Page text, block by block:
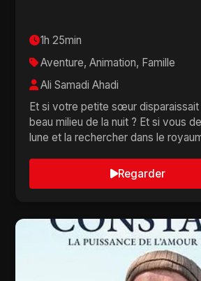
1h 25min
Aventure, Animation, Famille
Ali Samadi Ahadi
Et si votre petite sœur disparaissait
beau milieu de la nuit ? Et si vous
lune et la rechercher dans le
Regarder